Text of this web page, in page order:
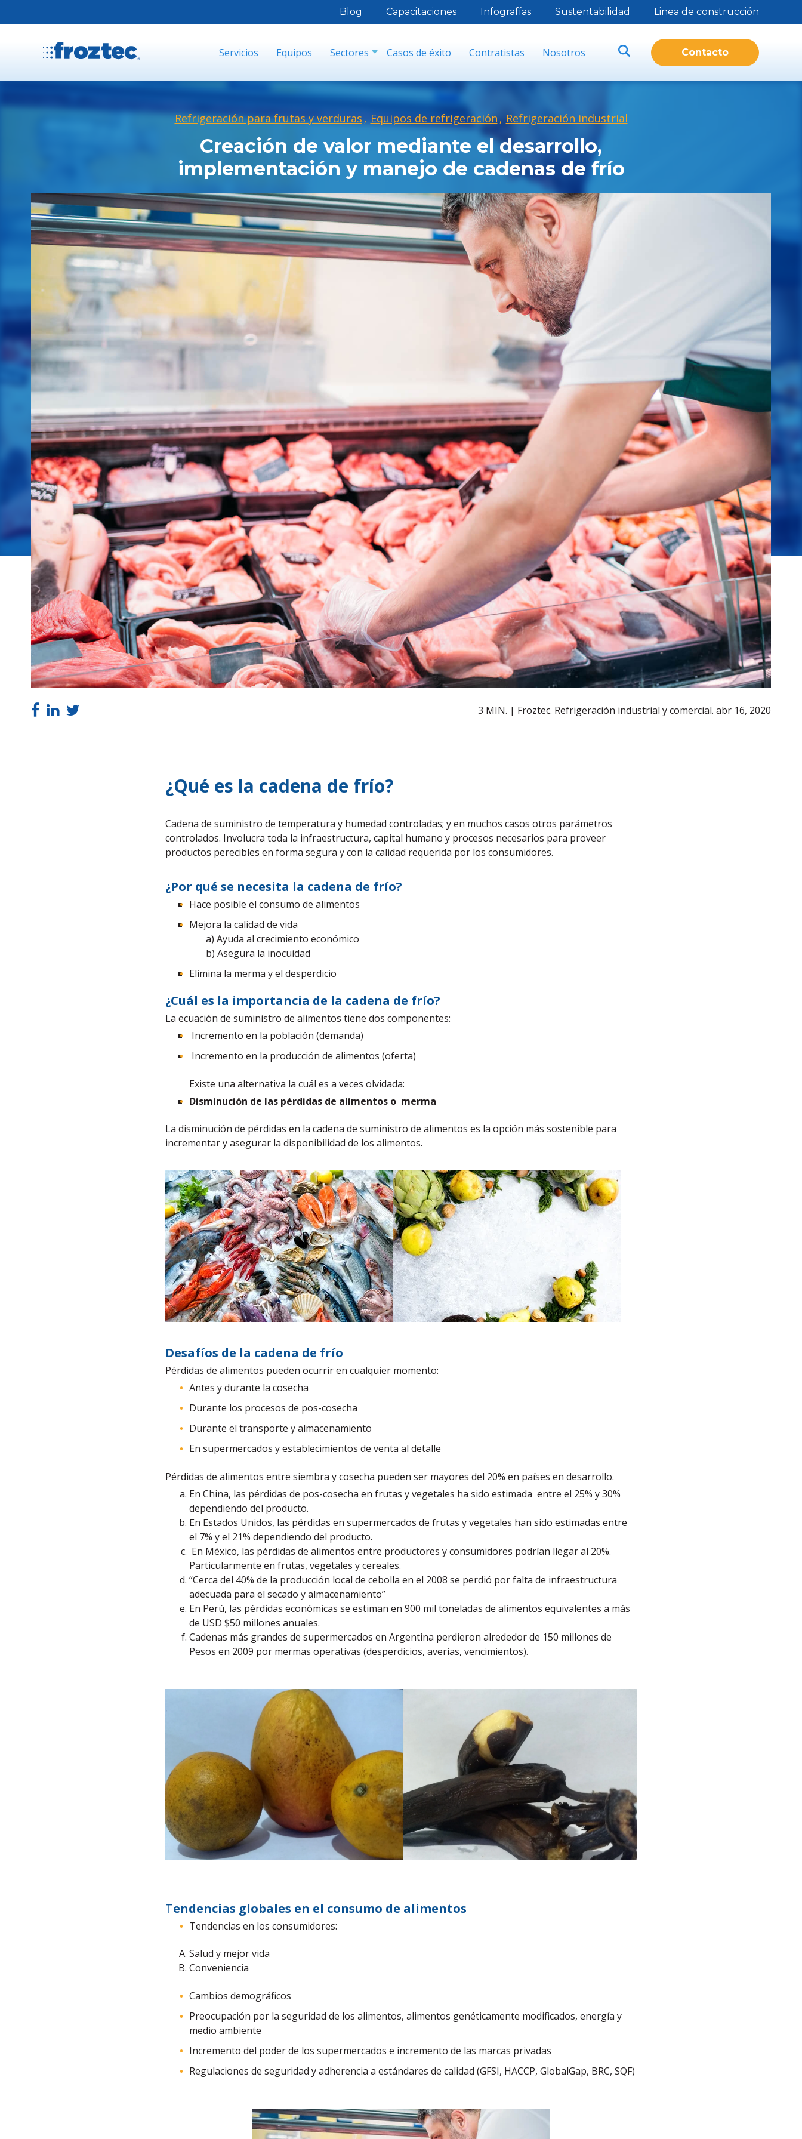
Blog Capacitaciones Infografías Sustentabilidad Linea de construcción
Servicios Equipos Sectores Casos de éxito Contratistas Nosotros Contacto
Refrigeración para frutas y verduras , Equipos de refrigeración , Refrigeración industrial
Creación de valor mediante el desarrollo,
implementación y manejo de cadenas de frío
3 MIN. | Froztec. Refrigeración industrial y comercial. abr 16, 2020
¿Qué es la cadena de frío?
Cadena de suministro de temperatura y humedad controladas; y en muchos casos otros parámetros
controlados. Involucra toda la infraestructura, capital humano y procesos necesarios para proveer
productos perecibles en forma segura y con la calidad requerida por los consumidores.
¿Por qué se necesita la cadena de frío?
Hace posible el consumo de alimentos
Mejora la calidad de vida
a) Ayuda al crecimiento económico
b) Asegura la inocuidad
Elimina la merma y el desperdicio
¿Cuál es la importancia de la cadena de frío?
La ecuación de suministro de alimentos tiene dos componentes:
Incremento en la población (demanda)
Incremento en la producción de alimentos (oferta)
Existe una alternativa la cuál es a veces olvidada:
Disminución de las pérdidas de alimentos o merma
La disminución de pérdidas en la cadena de suministro de alimentos es la opción más sostenible para
incrementar y asegurar la disponibilidad de los alimentos.
Desafíos de la cadena de frío
Pérdidas de alimentos pueden ocurrir en cualquier momento:
Antes y durante la cosecha
Durante los procesos de pos-cosecha
Durante el transporte y almacenamiento
En supermercados y establecimientos de venta al detalle
Pérdidas de alimentos entre siembra y cosecha pueden ser mayores del 20% en países en desarrollo.
En China, las pérdidas de pos-cosecha en frutas y vegetales ha sido estimada entre el 25% y 30%
dependiendo del producto.
En Estados Unidos, las pérdidas en supermercados de frutas y vegetales han sido estimadas entre
el 7% y el 21% dependiendo del producto.
En México, las pérdidas de alimentos entre productores y consumidores podrían llegar al 20%.
Particularmente en frutas, vegetales y cereales.
“Cerca del 40% de la producción local de cebolla en el 2008 se perdió por falta de infraestructura
adecuada para el secado y almacenamiento”
En Perú, las pérdidas económicas se estiman en 900 mil toneladas de alimentos equivalentes a más
de USD $50 millones anuales.
Cadenas más grandes de supermercados en Argentina perdieron alrededor de 150 millones de
Pesos en 2009 por mermas operativas (desperdicios, averías, vencimientos).
Tendencias globales en el consumo de alimentos
Tendencias en los consumidores:
Salud y mejor vida
Conveniencia
Cambios demográficos
Preocupación por la seguridad de los alimentos, alimentos genéticamente modificados, energía y
medio ambiente
Incremento del poder de los supermercados e incremento de las marcas privadas
Regulaciones de seguridad y adherencia a estándares de calidad (GFSI, HACCP, GlobalGap, BRC, SQF)